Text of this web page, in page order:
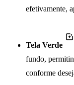
efetivamente,
Tela Verde
fundo,
conforme